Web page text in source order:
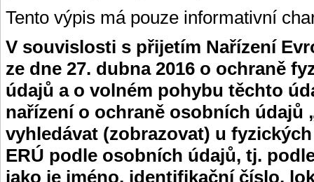
Tento výpis má pouze informativní
V souvislosti s přijetím Nařízení
ze dne 27. dubna 2016 o ochraně
údajů a o volném pohybu těchto
nařízení o ochraně osobních údajů
vyhledávat (zobrazovat) u
ERÚ podle osobních údajů, tj.
jako je jméno, identifikační číslo,